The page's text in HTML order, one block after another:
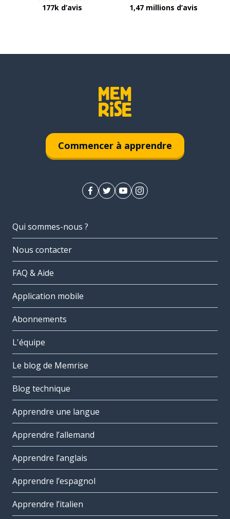
177k d’avis 1,47 millions d’avis
Commencer à apprendre
Qui sommes-nous ?
Nous contacter
FAQ & Aide
Application mobile
Abonnements
L'équipe
Le blog de Memrise
Blog technique
Apprendre une langue
Apprendre l’allemand
Apprendre l’anglais
Apprendre l’espagnol
Apprendre l’italien